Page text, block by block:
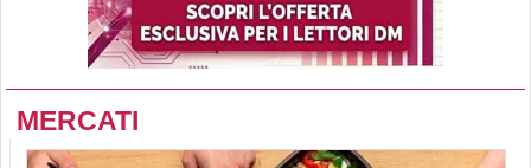
MERCATI